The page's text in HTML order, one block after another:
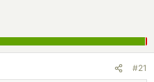
#21